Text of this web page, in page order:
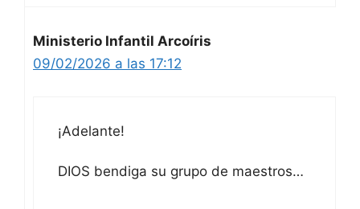
Ministerio Infantil Arcoíris
09/02/2026 a las 17:12
¡Adelante!
DIOS bendiga su grupo de maestros…